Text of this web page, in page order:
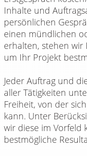
Inhalte und
persönlichen
einen mündlichen
erhalten, stehen wir
um Ihr Projekt
Jeder Auftrag und
aller Tätigkeiten
Freiheit, von der
kann. Unter
wir diese im Vorfeld
bestmögliche